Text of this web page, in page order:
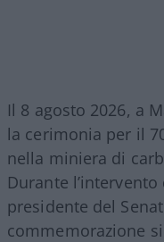
Il 8 agosto 2026, a
la cerimonia per il
nella miniera di
Durante l’intervento
presidente del
commemorazione